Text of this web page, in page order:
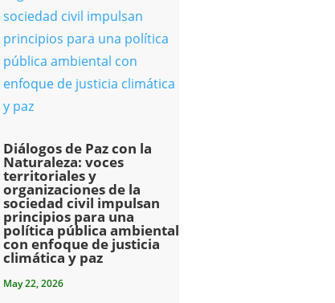
Diálogos de Paz con la
Naturaleza: voces
territoriales y
organizaciones de la
sociedad civil impulsan
principios para una
política pública ambiental
con enfoque de justicia
climática y paz
May 22, 2026